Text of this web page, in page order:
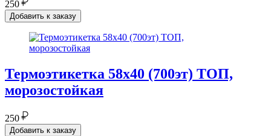
250
Добавить к заказу
Термоэтикетка 58х40 (700эт) ТОП,
морозостойкая
250
Добавить к заказу